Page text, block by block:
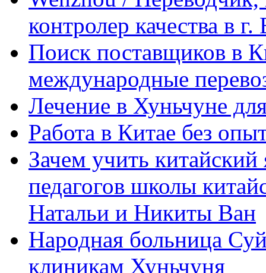
контролер качества в
Поиск поставщиков в
международные
Лечение в Хуньчуне
Работа в Китае без
Зачем учить
педагогов школы
Натальи и Никиты Ван
Народная больница
клиникам Хуньчуня